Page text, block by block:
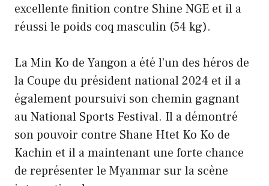
excellente finition contre Shine NGE et il a
réussi le poids coq masculin (54 kg).
La Min Ko de Yangon a été l'un des héros de
la Coupe du président national 2024 et il a
également poursuivi son chemin gagnant
au National Sports Festival. Il a démontré
son pouvoir contre Shane Htet Ko Ko de
Kachin et il a maintenant une forte chance
de représenter le Myanmar sur la scène